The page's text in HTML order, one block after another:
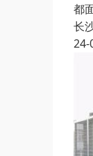
都
长
24-